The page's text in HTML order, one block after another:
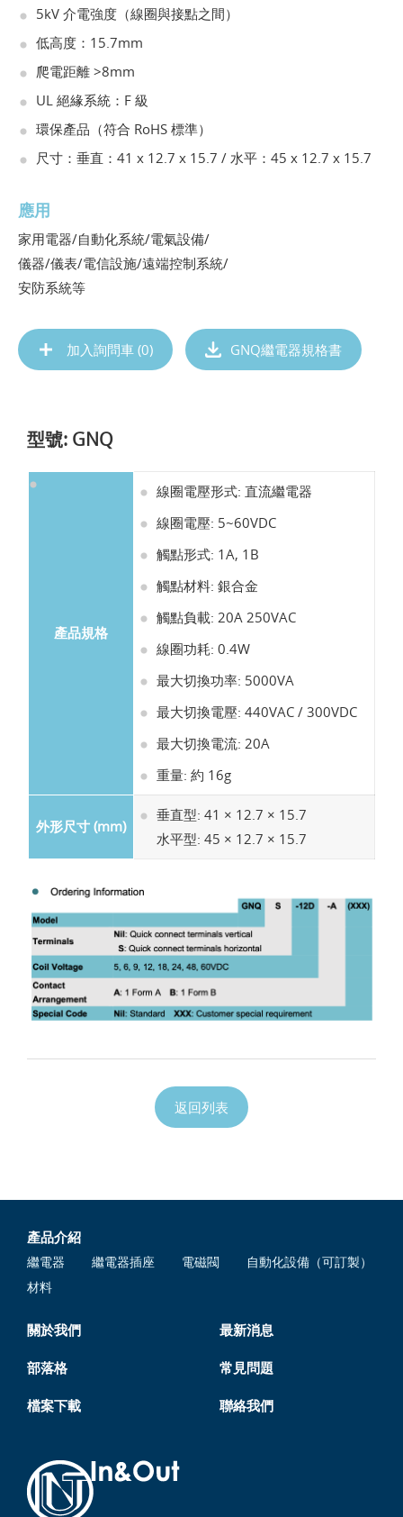
5kV 介電強度（線圈與接點之間）
低高度：15.7mm
爬電距離 >8mm
UL 絕緣系統：F 級
環保產品（符合 RoHS 標準）
尺寸：垂直：41 x 12.7 x 15.7 / 水平：45 x 12.7 x 15.7
應用
家用電器/自動化系統/電氣設備/
儀器/儀表/電信設施/遠端控制系統/
安防系統等
加入詢問車 (0) GNQ繼電器規格書
型號: GNQ
產品規格
線圈電壓形式: 直流繼電器
線圈電壓: 5~60VDC
觸點形式: 1A, 1B
觸點材料: 銀合金
觸點負載: 20A 250VAC
線圈功耗: 0.4W
最大切換功率: 5000VA
最大切換電壓: 440VAC / 300VDC
最大切換電流: 20A
重量: 約 16g
外形尺寸 (mm)
垂直型: 41 × 12.7 × 15.7
水平型: 45 × 12.7 × 15.7
返回列表
產品介紹
繼電器 繼電器插座 電磁閥
自動化設備（可訂製）
材料
關於我們 最新消息
部落格 常見問題
檔案下載 聯絡我們